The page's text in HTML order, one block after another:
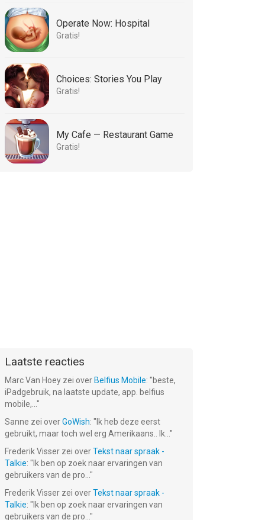
Operate Now: Hospital
Gratis!
Choices: Stories You Play
Gratis!
My Cafe — Restaurant Game
Gratis!
Laatste reacties
Marc Van Hoey zei over Belfius Mobile: "beste,
iPadgebruik, na laatste update, app. belfius
mobile,... "
Sanne zei overGoWish: " Ik heb deze eerst
gebruikt, maar toch wel erg Amerikaans.. Ik... "
Frederik Visser zei overTekst naar spraak -
Talkie: " Ik ben op zoek naar ervaringen van
gebruikers van de pro... "
Frederik Visser zei overTekst naar spraak -
Talkie: " Ik ben op zoek naar ervaringen van
gebruikers van de pro... "